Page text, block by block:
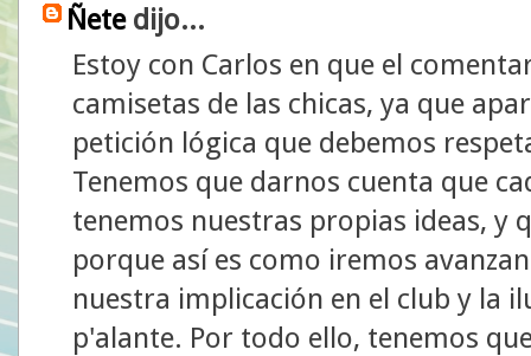
Ñetedijo...
Estoy con Carlos en que el
camisetas de las chicas, ya que
petición lógica que debemos
Tenemos que darnos cuenta que
tenemos nuestras propias ideas, y
porque así es como iremos
nuestra implicación en el club y la
p'alante. Por todo ello, tenemos